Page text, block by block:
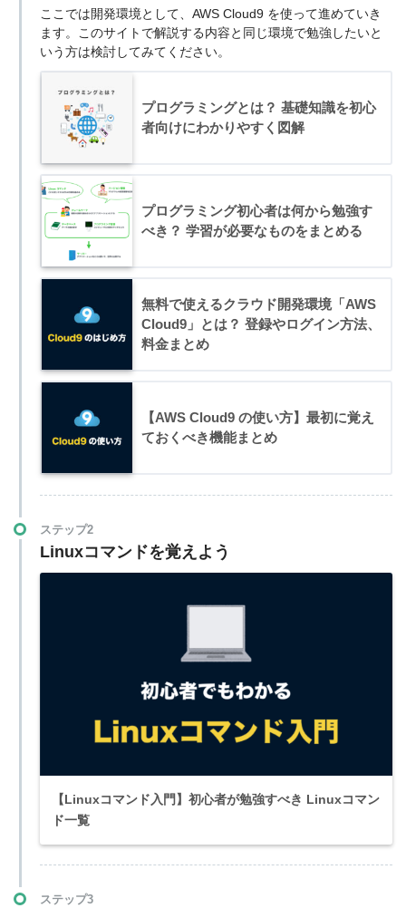
ここでは開発環境として、AWS Cloud9 を使って進めていき
ます。このサイトで解説する内容と同じ環境で勉強したいと
いう方は検討してみてください。
プログラミングとは？ 基礎知識を初心
者向けにわかりやすく図解
プログラミング初心者は何から勉強す
べき？ 学習が必要なものをまとめる
無料で使えるクラウド開発環境「AWS
Cloud9」とは？ 登録やログイン方法、
料金まとめ
【AWS Cloud9 の使い方】最初に覚え
ておくべき機能まとめ
ステップ2
Linuxコマンドを覚えよう
【Linuxコマンド入門】初心者が勉強すべき Linuxコマン
ド一覧
ステップ3